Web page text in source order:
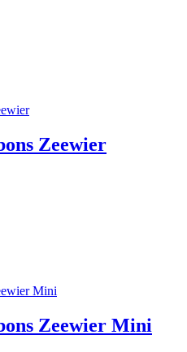
Zeewier
Zeewier Mini